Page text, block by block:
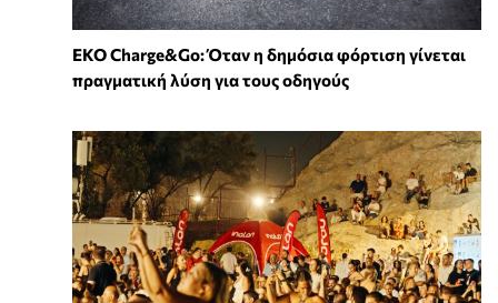
EKO Charge&Go: Όταν η δημόσια φόρτιση γίνεται
πραγματική λύση για τους οδηγούς